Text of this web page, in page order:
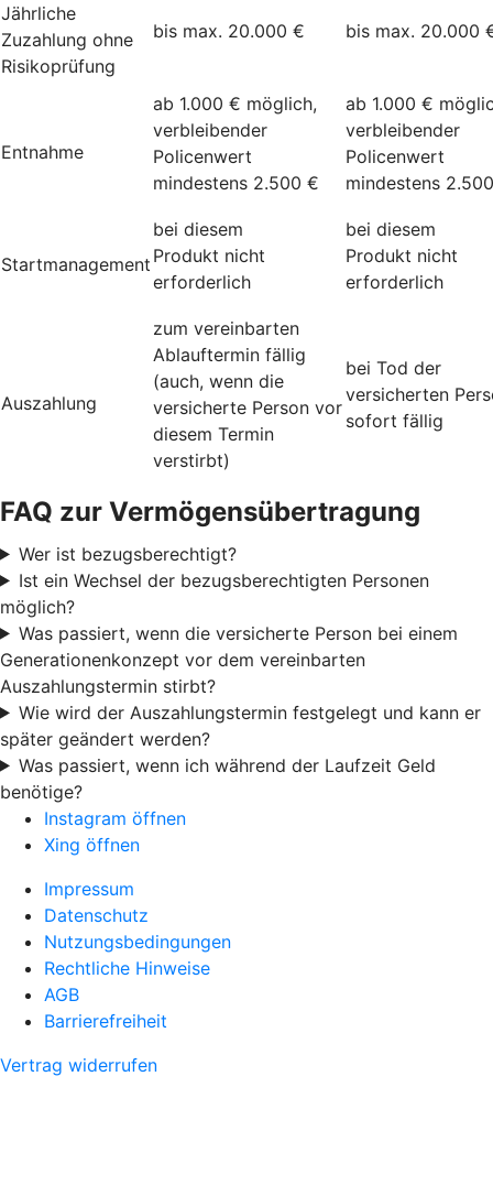
Jährliche
Zuzahlung ohne
Risikoprüfung
bis max. 20.000 € bis max. 20.000
Entnahme
ab 1.000 € möglich,
verbleibender
Policenwert
mindestens 2.500 €
ab 1.000 €
verbleibender
Policenwert
mindestens
Startmanagement
bei diesem
Produkt nicht
erforderlich
bei diesem
Produkt nicht
erforderlich
Auszahlung
zum vereinbarten
Ablauftermin fällig
(auch, wenn die
versicherte Person vor
diesem Termin
verstirbt)
bei Tod der
versicherten
sofort fällig
FAQ zur Vermögensübertragung
Wer ist bezugsberechtigt?
Ist ein Wechsel der bezugsberechtigten Personen
möglich?
Was passiert, wenn die versicherte Person bei einem
Generationenkonzept vor dem vereinbarten
Auszahlungstermin stirbt?
Wie wird der Auszahlungstermin festgelegt und kann er
später geändert werden?
Was passiert, wenn ich während der Laufzeit Geld
benötige?
Instagram öffnen
Xing öffnen
Impressum
Datenschutz
Nutzungsbedingungen
Rechtliche Hinweise
AGB
Barrierefreiheit
Vertrag widerrufen